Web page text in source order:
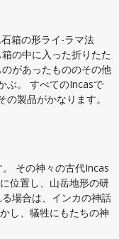
箱の形ライ-ラマ法
の中に入った折りたた
があったもののその他
ぶ。 すべてのIncasで
製品がかなります。
その神々の古代Incas
位置し、山岳地形の研
場合は、インカの神話
し、犠牲にもたちの神